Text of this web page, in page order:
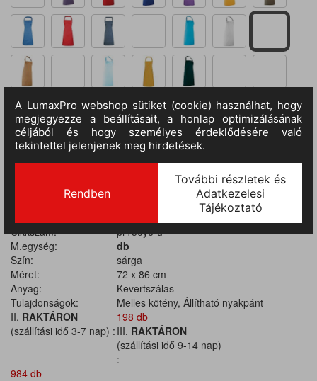
TERMÉKADATOK
Cikkszám:
pr150ye-u
M.egység:
db
Szín:
sárga
Méret:
72 x 86 cm
Anyag:
Kevertszálas
Tulajdonságok:
Melles kötény, Állítható nyakpánt
II. RAKTÁRON
(szállítási idő 3-7 nap) :
198 db
III. RAKTÁRON
(szállítási idő 9-14 nap)
:
984 db